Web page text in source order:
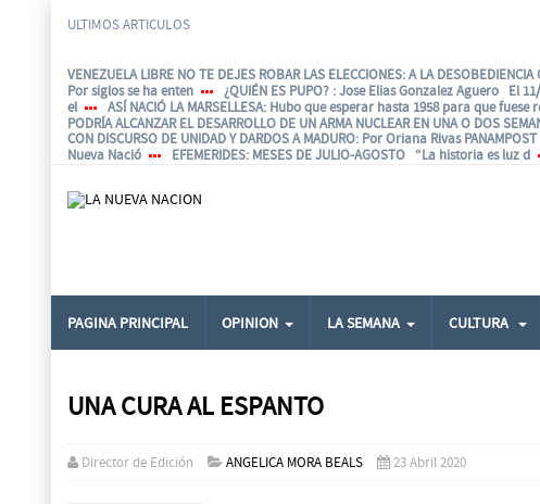
ULTIMOS ARTICULOS
VENEZUELA LIBRE NO TE DEJES ROBAR LAS ELECCIONES: A LA DESOBEDIENCIA
Por siglos se ha enten
¿QUIÉN ES PUPO? : Jose Elias Gonzalez Aguero El
el
ASÍ NACIÓ LA MARSELLESA: Hubo que esperar hasta 1958 para que fuese
PODRÍA ALCANZAR EL DESARROLLO DE UN ARMA NUCLEAR EN UNA O DOS
CON DISCURSO DE UNIDAD Y DARDOS A MADURO: Por Oriana Rivas
Nueva Nació
EFEMERIDES: MESES DE JULIO-AGOSTO “La historia es luz d
PAGINA PRINCIPAL OPINION LA SEMANA CULTURA
UNA CURA AL ESPANTO
Director de Edición ANGELICA MORA BEALS 23 Abril 2020